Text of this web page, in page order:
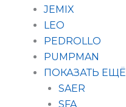
JEMIX
LEO
PEDROLLO
PUMPMAN
ПОКАЗАТЬ ЕЩЁ
SAER
SFA